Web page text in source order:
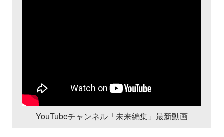
YouTubeチャンネル「未来編集」最新動画